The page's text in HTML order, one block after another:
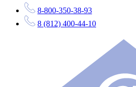
8-800-350-38-93
8 (812) 400-44-10